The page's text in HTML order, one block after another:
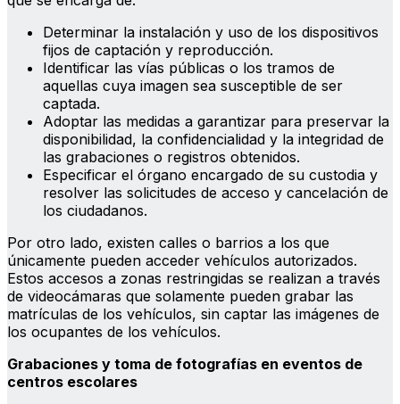
Determinar la instalación y uso de los dispositivos
fijos de captación y reproducción.
Identificar las vías públicas o los tramos de
aquellas cuya imagen sea susceptible de ser
captada.
Adoptar las medidas a garantizar para preservar la
disponibilidad, la confidencialidad y la integridad de
las grabaciones o registros obtenidos.
Especificar el órgano encargado de su custodia y
resolver las solicitudes de acceso y cancelación de
los ciudadanos.
Por otro lado, existen calles o barrios a los que
únicamente pueden acceder vehículos autorizados.
Estos accesos a zonas restringidas se realizan a través
de videocámaras que solamente pueden grabar las
matrículas de los vehículos, sin captar las imágenes de
los ocupantes de los vehículos.
Grabaciones y toma de fotografías en eventos de
centros escolares